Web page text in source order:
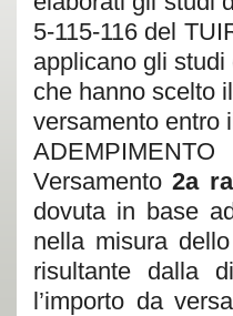
5-115-116 del
applicano gli studi
che hanno scelto
versamento entro
ADEMPIMENTO
Versamento2a
dovuta in base
nella misura
risultante dalla
l’importo da